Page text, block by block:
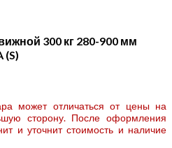
300 кг 280-900 мм
(S)
может отличаться от цены на
сторону. После оформления
и уточнит стоимость и наличие